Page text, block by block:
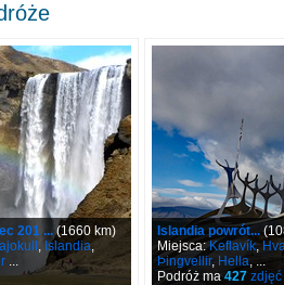
201 ...(1660 km)
, Islandia,
...
Islandia powrót...
Miejsca:Keflavík,
Þingvellir, Hella, ...
Podróż ma 427 zdjęć